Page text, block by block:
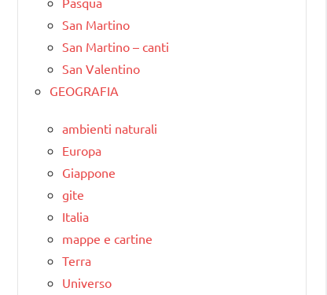
San Martino
San Martino – canti
San Valentino
GEOGRAFIA
ambienti naturali
Europa
Giappone
gite
Italia
mappe e cartine
Terra
Universo